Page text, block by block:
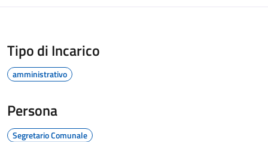
Tipo di Incarico
amministrativo
Persona
Segretario Comunale